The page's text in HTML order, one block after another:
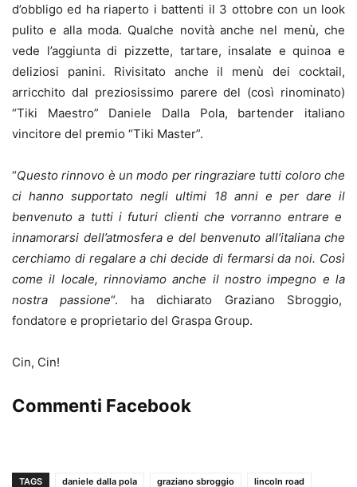
d’obbligo ed ha riaperto i battenti il 3 ottobre con un look
pulito e alla moda. Qualche novità anche nel menù, che
vede l’aggiunta di pizzette, tartare, insalate e quinoa e
deliziosi panini. Rivisitato anche il menù dei cocktail,
arricchito dal preziosissimo parere del (così rinominato)
“Tiki Maestro” Daniele Dalla Pola, bartender italiano
vincitore del premio “Tiki Master”.
“Questo rinnovo è un modo per ringraziare tutti coloro che
ci hanno supportato negli ultimi 18 anni e per dare il
benvenuto a tutti i futuri clienti che vorranno entrare e
innamorarsi dell’atmosfera e del benvenuto all’italiana che
cerchiamo di regalare a chi decide di fermarsi da noi. Così
come il locale, rinnoviamo anche il nostro impegno e la
nostra passione“. ha dichiarato Graziano Sbroggio,
fondatore e proprietario del Graspa Group.
Cin, Cin!
Commenti Facebook
TAGS daniele dalla pola graziano sbroggio lincoln road